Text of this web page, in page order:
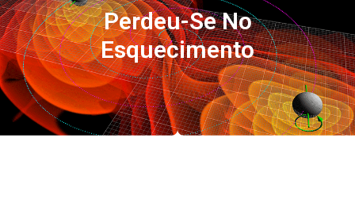
Perdeu-Se No
Esquecimento